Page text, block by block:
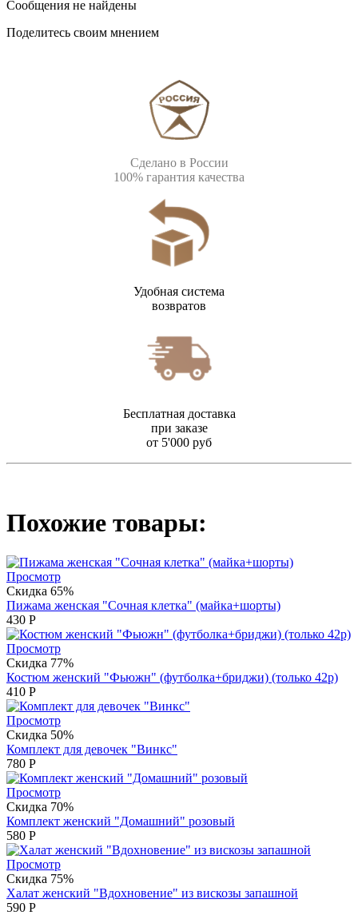
Сообщения не найдены
Поделитесь своим мнением
Сделано в России
100% гарантия качества
Удобная система
возвратов
Бесплатная доставка
при заказе
от 5'000 руб
Похожие товары:
Просмотр
Скидка 65%
Пижама женская "Сочная клетка" (майка+шорты)
430 Р
Просмотр
Скидка 77%
Костюм женский "Фьюжн" (футболка+бриджи) (только 42р)
410 Р
Просмотр
Скидка 50%
Комплект для девочек "Винкс"
780 Р
Просмотр
Скидка 70%
Комплект женский "Домашний" розовый
580 Р
Просмотр
Скидка 75%
Халат женский "Вдохновение" из вискозы запашной
590 Р